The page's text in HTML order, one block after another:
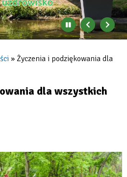
Zatrzymaj
automatyczne
się
banerów
Poprzedni
bannerbaner
Życzenia i podziękowania dla
dla wszystkich